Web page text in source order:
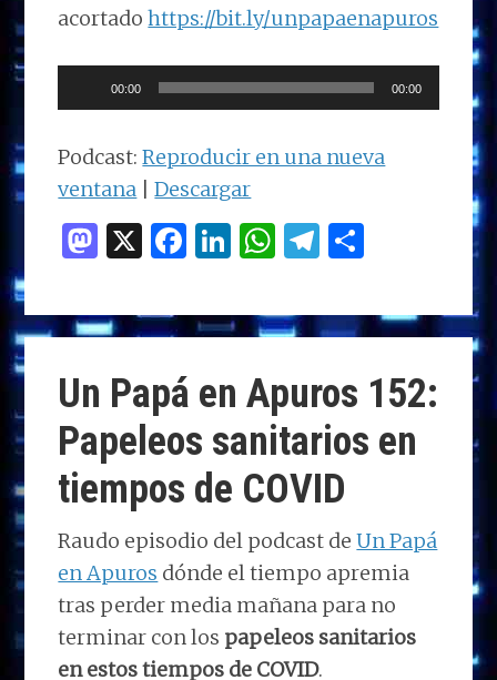
acortadohttps://bit.ly/unpapaenapuros
Reproductor
de
audio
00:00 00:00
Podcast:Reproducir en una nueva
ventana |Descargar
M
to
d
o
n
X F
ce
b
o
o
k
Li
k
e
dI
n
W
at
s
A
p
p
T
e
g
ra
m
m
p
ar
ti
r
Un Papá en Apuros 152:
Papeleos sanitarios en
tiempos de COVID
Raudo episodio del podcast deUn Papá
en Apuros dónde el tiempo apremia
tras perder media mañana para no
terminar con los papeleos sanitarios
en estos tiempos de COVID.